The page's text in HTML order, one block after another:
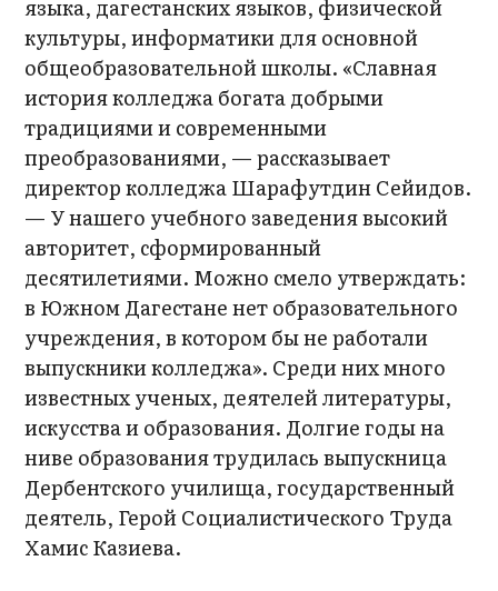
языка, дагестанских языков, физической
культуры, информатики для основной
общеобразовательной школы. «Славная
история колледжа богата добрыми
традициями и современными
преобразованиями, — рассказывает
директор колледжа Шарафутдин Сейидов.
— У нашего учебного заведения высокий
авторитет, сформированный
десятилетиями. Можно смело утверждать:
в Южном Дагестане нет образовательного
учреждения, в котором бы не работали
выпускники колледжа». Среди них много
известных ученых, деятелей литературы,
искусства и образования. Долгие годы на
ниве образования трудилась выпускница
Дербентского училища, государственный
деятель, Герой Социалистического Труда
Хамис Казиева.